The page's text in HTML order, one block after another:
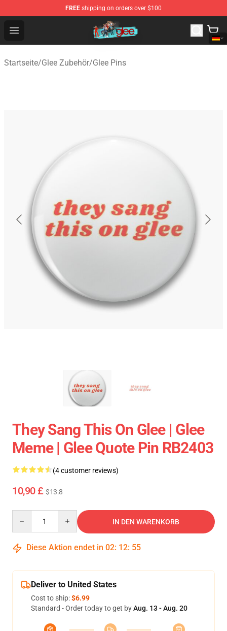
FREE shipping on orders over $100
Open menu
Glee Store - Official Glee Merchandise Shop
Startseite/Glee Zubehör/Glee Pins
They Sang This On Glee | Glee
Meme | Glee Quote Pin RB2403
(4 customer reviews)
10,90 £ $13.8
IN DEN WARENKORB
Diese Aktion endet in 02: 12: 55
Deliver to United States
Cost to ship:$6.99
Standard - Order today to get byAug. 13 - Aug. 20